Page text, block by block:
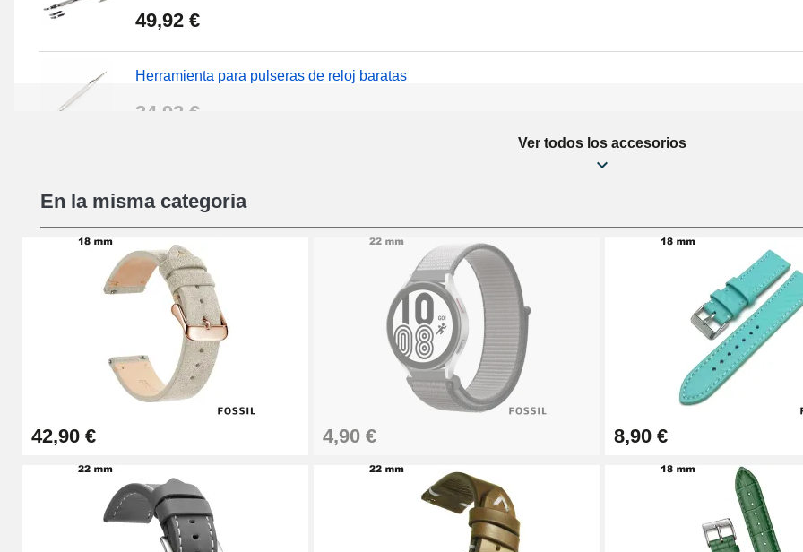
49,92 €
Herramienta para pulseras de reloj baratas
34,92 €
16,90 €
Pies deslizantes digitales
9,90 €
Kit de relojería para principiantes
26,90 €
Boîte Pompe Pulsera Montre - Diámetro 1.50 mm - 8 a 25 mm
14,08 €
Caja de bombeo para pulseras de reloj - Diámetro 1,80 mm - 8 a 25 mm
Ver todos los accesorios
En la misma categoria
42,90 € 4,90 € 8,90 €